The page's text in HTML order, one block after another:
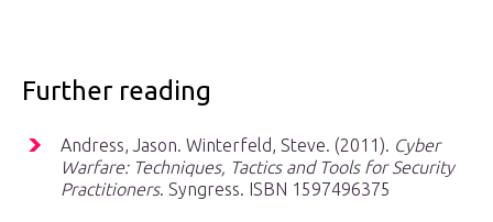
Further reading
Andress, Jason. Winterfeld, Steve. (2011). Cyber
Warfare: Techniques, Tactics and Tools for Security
Practitioners. Syngress. ISBN 1597496375